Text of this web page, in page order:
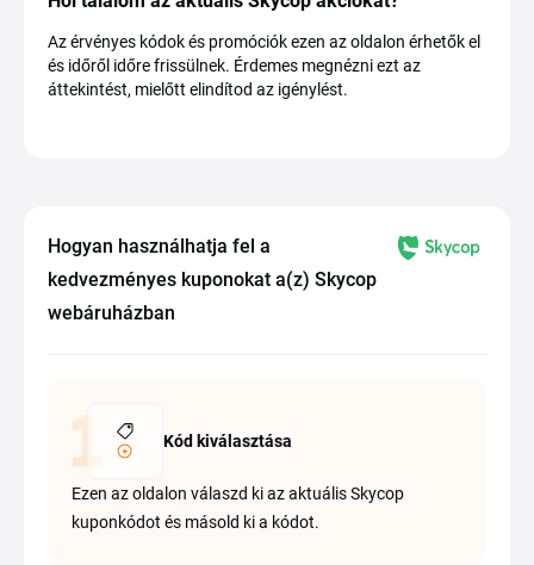
Az érvényes kódok és promóciók ezen az oldalon érhetők el
és időről időre frissülnek. Érdemes megnézni ezt az
áttekintést, mielőtt elindítod az igénylést.
Hogyan használhatja fel a
kedvezményes kuponokat a(z) Skycop
webáruházban
Kód kiválasztása
Ezen az oldalon válaszd ki az aktuális Skycop
kuponkódot és másold ki a kódot.